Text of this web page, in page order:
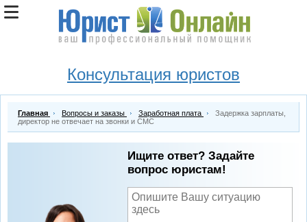
Консультация юристов
Главная Вопросы и заказы Заработная плата
Задержка зарплаты,
директор не отвечает на звонки и СМС
Ищите ответ? Задайте
вопрос юристам!